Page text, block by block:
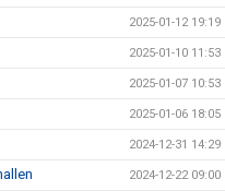
2025-01-12 19:19
2025-01-10 11:53
2025-01-07 10:53
2025-01-06 18:05
2024-12-31 14:29
2024-12-22 09:00